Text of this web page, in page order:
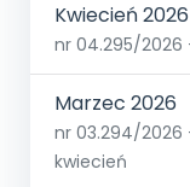
Kwiecień 2026
nr 04.295/
Marzec 2026
nr 03.294/2026
kwiecień